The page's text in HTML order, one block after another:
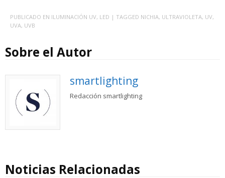
PUBLICADO EN ILUMINACIÓN UV, LED | TAGGED NICHIA, ULTRAVIOLETA, UV,
UVA, UVB
Sobre el Autor
smartlighting
Redacción smartlighting
Noticias Relacionadas